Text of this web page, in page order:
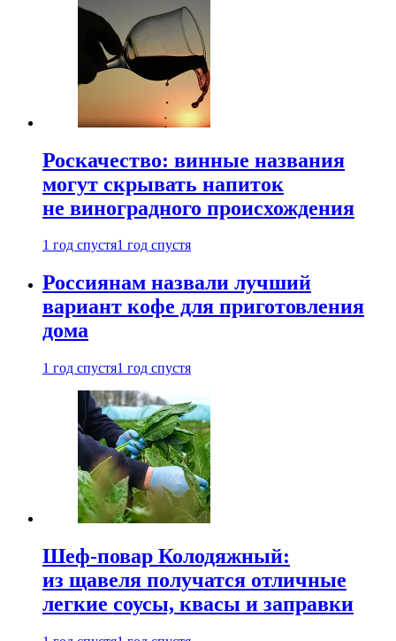
Роскачество: винные названия
могут скрывать напиток
не виноградного происхождения
1 год спустя1 год спустя
Россиянам назвали лучший
вариант кофе для приготовления
дома
1 год спустя1 год спустя
Шеф-повар Колодяжный:
из щавеля получатся отличные
легкие соусы, квасы и заправки